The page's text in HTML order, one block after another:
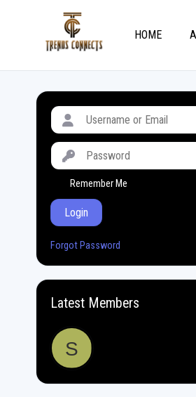
HOME
Remember Me
Login
Forgot Password
Latest Members